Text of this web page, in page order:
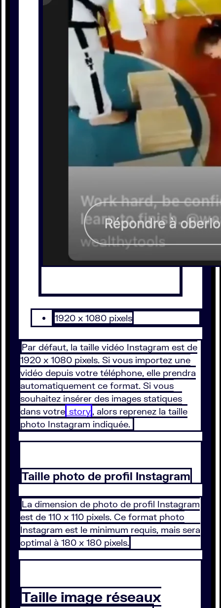
1920 x 1080 pixels
Par défaut, la taille vidéo Instagram est de
1920 x 1080 pixels. Si vous importez une
vidéo depuis votre téléphone, elle prendra
automatiquement ce format. Si vous
souhaitez insérer des images statiques
dans votre story, alors reprenez la taille
photo Instagram indiquée.
Taille photo de profil Instagram
La dimension de photo de profil Instagram
est de 110 x 110 pixels. Ce format photo
Instagram est le minimum requis, mais sera
optimal à 180 x 180 pixels.
Taille image réseaux